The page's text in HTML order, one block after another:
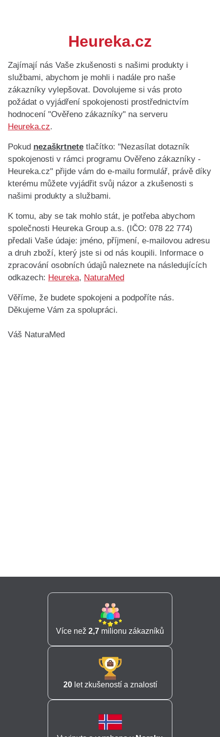
Heureka.cz
Zajímají nás Vaše zkušenosti s našimi produkty i
službami, abychom je mohli i nadále pro naše
zákazníky vylepšovat. Dovolujeme si vás proto
požádat o vyjádření spokojenosti prostřednictvím
hodnocení "Ověřeno zákazníky" na serveru
Heureka.cz.
Pokud nezaškrtnete tlačítko: "Nezasílat dotazník
spokojenosti v rámci programu Ověřeno zákazníky -
Heureka.cz" přijde vám do e-mailu formulář, právě díky
kterému můžete vyjádřit svůj názor a zkušenosti s
našimi produkty a službami.
K tomu, aby se tak mohlo stát, je potřeba abychom
společnosti Heureka Group a.s. (IČO: 078 22 774)
předali Vaše údaje: jméno, příjmení, e-mailovou adresu
a druh zboží, který jste si od nás koupili. Informace o
zpracování osobních údajů naleznete na následujících
odkazech: Heureka, NaturaMed
Věříme, že budete spokojeni a podpoříte nás.
Děkujeme Vám za spolupráci.
Váš NaturaMed
Více než 2,7 milionu zákazníků
20let zkušeností a znalostí